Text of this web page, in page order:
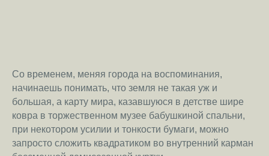
Со временем, меняя города на воспоминания,
начинаешь понимать, что земля не такая уж и
большая, а карту мира, казавшуюся в детстве шире
ковра в торжественном музее бабушкиной спальни,
при некотором усилии и тонкости бумаги, можно
запросто сложить квадратиком во внутренний карман